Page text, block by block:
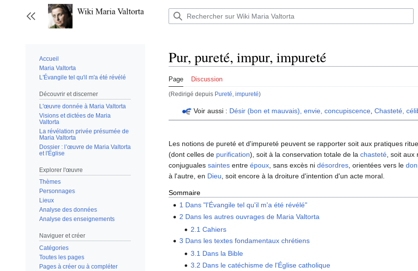
contenu
Afficher / masquer la barre latérale
Accueil
Maria Valtorta
L'Évangile tel qu'il m'a été révélé
Découvrir et discerner
L'œuvre donnée à Maria Valtorta
Visions et dictées de Maria
Valtorta
La révélation privée présumée de
Maria Valtorta
Dossier : l’œuvre de Maria Valtorta
et l'Église
Explorer l'œuvre
Thèmes
Personnages
Lieux
Analyse des données
Analyse des enseignements
Naviguer et créer
Catégories
Toutes les pages
Pages à créer ou à compléter
Pur, pureté, impur, impureté
Page Discussion
(Redirigé depuis Pureté, impureté)
Voir aussi : Désir (bon et mauvais), envie, concupiscence Chasteté,
Les notions de pureté et d'impureté peuvent se rapporter soit aux pratiques
(dont celles de purification), soit à la conservation totale de la chasteté , soit
conjuguales saintes entre époux , sans excès ni désordres , orientées vers le don
à l'autre, en Dieu , soit encore à la droiture d'intention d'un acte moral.
Sommaire
1 Dans "l'Évangile tel qu'il m'a été révélé"
2 Dans les autres ouvrages de Maria Valtorta
2.1 Cahiers
3 Dans les textes fondamentaux chrétiens
3.1 Dans la Bible
3.2 Dans le catéchisme de l'Église catholique